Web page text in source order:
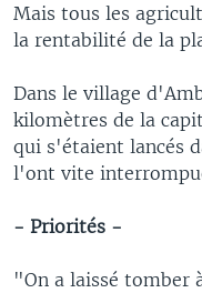
Mais tous les
la rentabilité de la
Dans le village
kilomètres de la
qui s'étaient lancés
l'ont vite
- Priorités -
"On a laissé tomber